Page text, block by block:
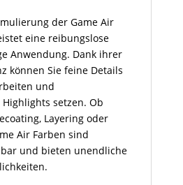
der Game Air
eine reibungslose
Anwendung. Dank ihrer
können Sie feine Details
und
setzen. Ob
Layering oder
Air Farben sind
und bieten unendliche